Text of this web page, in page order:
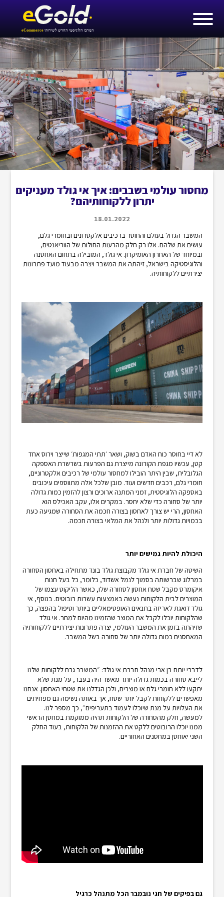
מחסור עולמי בשבבים: איך אי גולד מעניקים
יתרון ללקוחותיהם?
18.01.2022
המשבר הגדול בעולם והחוסר ברכיבים אלקטרונים ובחומרי גלם,
עושים את שלהם. אלו רק חלק מהרעות החולות של הווריאנטים,
ובמיוחד של האחרון האומיקרון. אי גולד, המובילה בתחום האחסנה
והלוגיסטיקה בישראל, זיהתה את המשבר ויצרה מבעוד מועד פתרונות
יצירתיים ללקוחותיה.
לא דיי בחוסר כוח האדם בשוק, ושאר ׳תתי המגפות׳ שייצר וירוס אחד
קטן, עכשיו מגפת הקורונה מייצרת גם הפרעות בשרשרת האספקה
הגלובלית, שבין היתר הובילו למחסור עולמי של רכיבים אלקטרוניים,
חומרי גלם, רכבים חדשים ועוד. מובן שלכל אלה מתווספים עיכובים
באספקה הלוגיסטית, זמני המתנה ארוכים ורצון להזמין כמות גדולה
יותר של סחורה כדי שלא יחסר. במקרים אלו, עקב האכילס הוא
האחסון, הרי יש צורך לאחסון בצורה חכמה את הסחורה שמגיעה כעת
בכמויות גדולות יותר ולנהל את המלאי בצורה חכמה.
היכולת להיות גמישים יותר
השיטה של חברת אי גולד מקבוצת גולד בונד מתחילה באחסון הסחורה
במרלוג שברשותה בסמוך לנמל אשדוד, כלומר, כל בעל חנות
איקומרס מקבל שטח אחסון לסחורה שלו, כאשר הליקוט עצמו של
המוצרים לבית הלקוחות נעשה באמצעות עשרות רובוטים. בנוסף, אי
גולד דואגת לאריזה בתנאים האופטימאליים ביותר וטיפול בהפצה, כך
שהלקוחות יוכלו לקבל את המוצר שהזמינו מהיום למחר. אי גולד
שזיהתה בזמן את המשבר העולמי, יצרה פתרונות יצירתיים ללקוחותיה
המאחסנים כמות גדולה יותר של סחורה בשל המשבר.
לדברי יותם בן ארי מנהל חברת אי גולד: ״המשבר גרם ללקוחות שלנו
לייבא סחורה בכמות גדולה יותר מאשר היה בעבר, על מנת שלא
יתקעו ללא חומרי גלם או מוצרים, ולכן הגדלנו את שטחי האחסון. אנחנו
מאפשרים ללקוחות לקבל יותר שטח, אך באותה נשימה גם מפחיתים
את העלויות על מנת שיוכלו לעמוד בתעריפים״, כך מספר לנו.
למעשה, חלק מהסחורה של הלקוחות תהיה ממוקמת במחסן הראשי
ממנו יוכלו הרובוטים ללקט את ההזמנות של הלקוחות, בעוד החלק
השני יאוחסן במחסנים האחוריים.
גם בפיקים של חגי נובמבר הכל מתנהל כרגיל